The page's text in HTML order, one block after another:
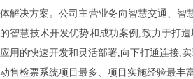
体解决方案。公司主营业务向智慧交通、智
的智慧技术开发优势和成功案例,致力于打
应用的快速开发和灵活部署,向下打通连接,
动售检票系统项目最多、项目实施经验最丰